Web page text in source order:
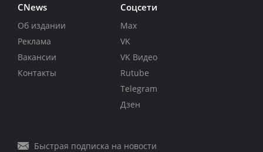
CNews
Об издании
Реклама
Вакансии
Контакты
Соцсети
Max
VK
VK Видео
Rutube
Telegram
Дзен
Быстрая подписка на новости